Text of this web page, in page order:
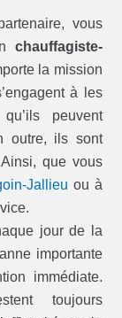
vous
chauffagiste-
la mission
à les
peuvent
outre, ils sont
que vous
Jallieu ou à
jour de la
importante
immédiate.
toujours